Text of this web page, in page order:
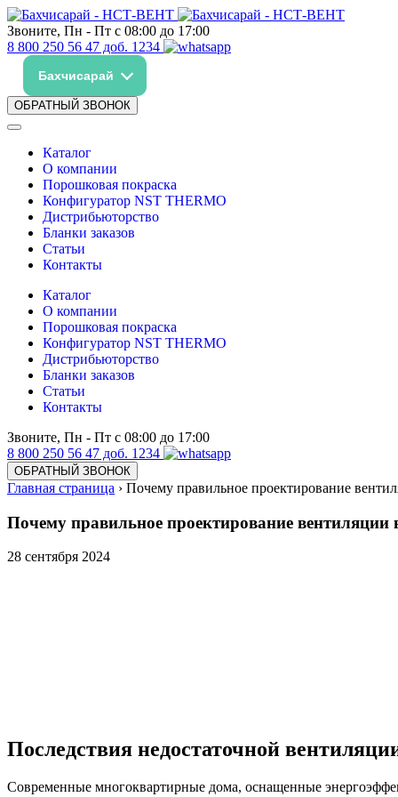
Звоните, Пн - Пт с 08:00 до 17:00
8 800 250 56 47 доб. 1234
Бахчисарай
ОБРАТНЫЙ ЗВОНОК
Каталог
О компании
Порошковая покраска
Конфигуратор NST THERMO
Дистрибьюторство
Бланки заказов
Статьи
Контакты
Каталог
О компании
Порошковая покраска
Конфигуратор NST THERMO
Дистрибьюторство
Бланки заказов
Статьи
Контакты
Звоните, Пн - Пт с 08:00 до 17:00
8 800 250 56 47 доб. 1234
ОБРАТНЫЙ ЗВОНОК
Главная страница › Почему правильное проектирование
Почему правильное проектирование
28 сентября 2024
Последствия недостаточной
Современные многоквартирные дома, оснащенные